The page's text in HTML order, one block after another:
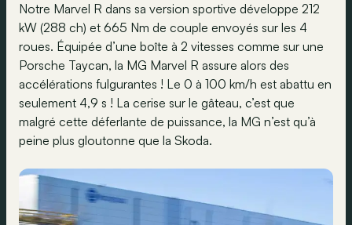
Notre Marvel R dans sa version sportive développe 212
kW (288 ch) et 665 Nm de couple envoyés sur les 4
roues. Équipée d’une boîte à 2 vitesses comme sur une
Porsche Taycan, la MG Marvel R assure alors des
accélérations fulgurantes ! Le 0 à 100 km/h est abattu en
seulement 4,9 s ! La cerise sur le gâteau, c’est que
malgré cette déferlante de puissance, la MG n’est qu’à
peine plus gloutonne que la Skoda.